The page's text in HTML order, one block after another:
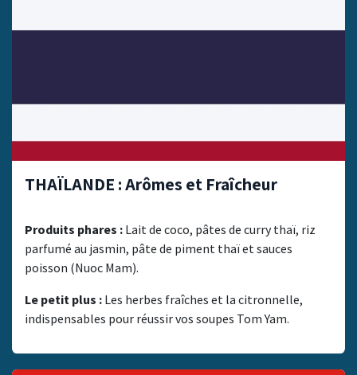
THAÏLANDE : Arômes et Fraîcheur
Produits phares : Lait de coco, pâtes de curry thaï, riz
parfumé au jasmin, pâte de piment thaï et sauces
poisson (Nuoc Mam).
Le petit plus : Les herbes fraîches et la citronnelle,
indispensables pour réussir vos soupes Tom Yam.